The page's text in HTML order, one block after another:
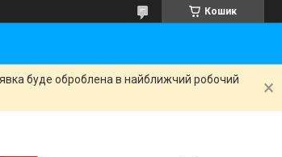
Кошик
буде оброблена в найближчий робочий